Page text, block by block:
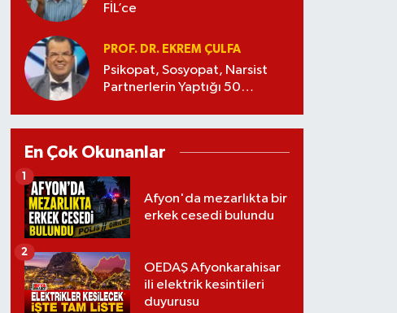
FİL’ce
PROF. DR. EKREM ÇULFA
Psikopat, Sosyopat, Narsist
Partnerlerin Yaptığı 50
En Çok Okunanlar
Afyon'da mezarlıkta bir
erkek cesedi bulundu
1
OEDAŞ Afyonkarahisar
ili elektrik kesintileri
duyurusu
2